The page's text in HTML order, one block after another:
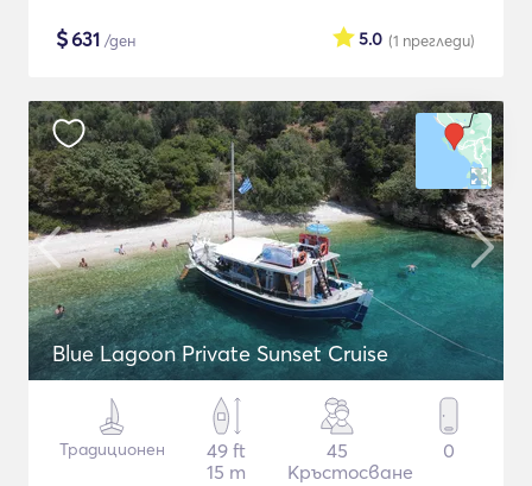
$631 /ден (1 прегледи)
5.0
Blue Lagoon Private Sunset Cruise
Традиционен
49 ft
15 m
45
Кръстосване
0